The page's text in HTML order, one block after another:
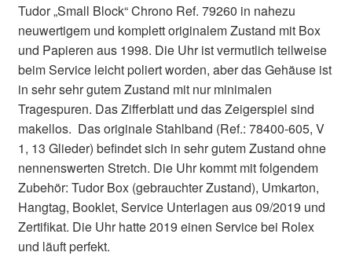
Tudor „Small Block“ Chrono Ref. 79260 in nahezu
neuwertigem und komplett originalem Zustand mit Box
und Papieren aus 1998. Die Uhr ist vermutlich teilweise
beim Service leicht poliert worden, aber das Gehäuse ist
in sehr sehr gutem Zustand mit nur minimalen
Tragespuren. Das Zifferblatt und das Zeigerspiel sind
makellos. Das originale Stahlband (Ref.: 78400-605, V
1, 13 Glieder) befindet sich in sehr gutem Zustand ohne
nennenswerten Stretch. Die Uhr kommt mit folgendem
Zubehör: Tudor Box (gebrauchter Zustand), Umkarton,
Hangtag, Booklet, Service Unterlagen aus 09/2019 und
Zertifikat. Die Uhr hatte 2019 einen Service bei Rolex
und läuft perfekt.